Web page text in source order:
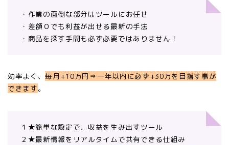
・作業の面倒な部分はツールにお任せ
・差額０でも利益が出せる最新の手法
・商品を探す手間も必ず必要ではありません！
効率よく、毎月+10万円⇒一年以内に必ず+30万を目指す事が
できます。
１★簡単な設定で、収益を生み出すツール
２★最新情報をリアルタイムで共有できる仕組み